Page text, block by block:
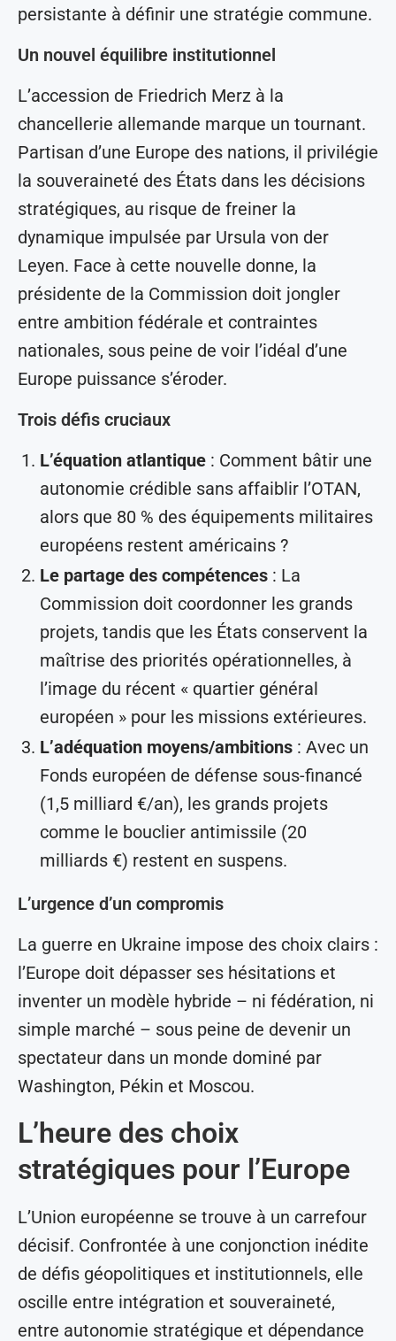
persistante à définir une stratégie commune.
Un nouvel équilibre institutionnel
L’accession de Friedrich Merz à la
chancellerie allemande marque un tournant.
Partisan d’une Europe des nations, il privilégie
la souveraineté des États dans les décisions
stratégiques, au risque de freiner la
dynamique impulsée par Ursula von der
Leyen. Face à cette nouvelle donne, la
présidente de la Commission doit jongler
entre ambition fédérale et contraintes
nationales, sous peine de voir l’idéal d’une
Europe puissance s’éroder.
Trois défis cruciaux
L’équation atlantique : Comment bâtir une
autonomie crédible sans affaiblir l’OTAN,
alors que 80 % des équipements militaires
européens restent américains ?
Le partage des compétences : La
Commission doit coordonner les grands
projets, tandis que les États conservent la
maîtrise des priorités opérationnelles, à
l’image du récent « quartier général
européen » pour les missions extérieures.
L’adéquation moyens/ambitions : Avec un
Fonds européen de défense sous-financé
(1,5 milliard €/an), les grands projets
comme le bouclier antimissile (20
milliards €) restent en suspens.
L’urgence d’un compromis
La guerre en Ukraine impose des choix clairs :
l’Europe doit dépasser ses hésitations et
inventer un modèle hybride – ni fédération, ni
simple marché – sous peine de devenir un
spectateur dans un monde dominé par
Washington, Pékin et Moscou.
L’heure des choix
stratégiques pour l’Europe
L’Union européenne se trouve à un carrefour
décisif. Confrontée à une conjonction inédite
de défis géopolitiques et institutionnels, elle
oscille entre intégration et souveraineté,
entre autonomie stratégique et dépendance